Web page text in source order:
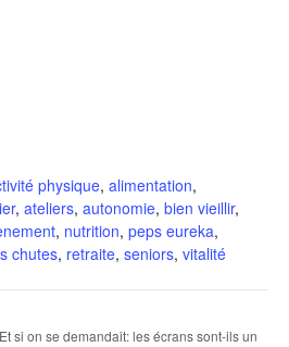
physique, alimentation,
, ateliers, autonomie, bien vieillir,
, nutrition, peps eureka,
chutes, retraite, seniors, vitalité
si on se demandait: les écrans sont-ils un